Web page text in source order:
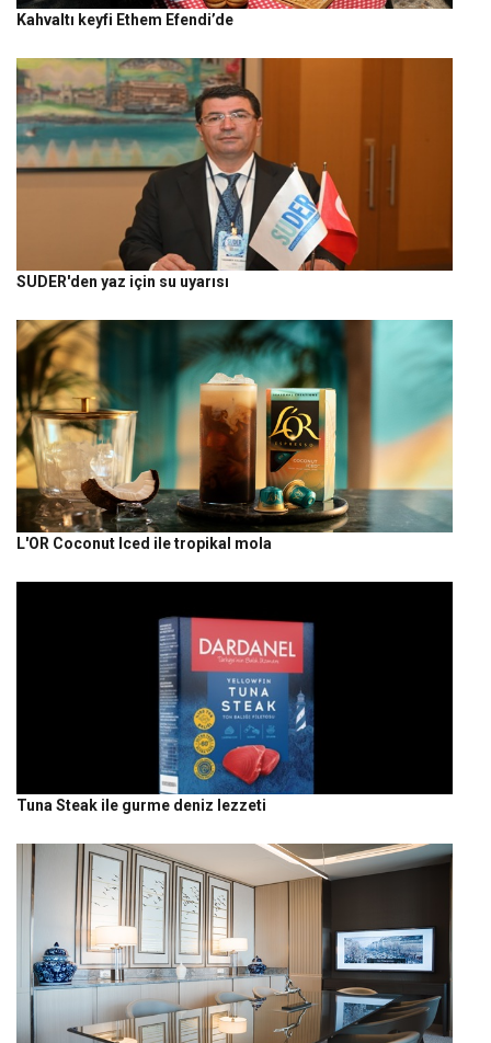
Kahvaltı keyfi Ethem Efendi’de
SUDER'den yaz için su uyarısı
L'OR Coconut Iced ile tropikal mola
Tuna Steak ile gurme deniz lezzeti